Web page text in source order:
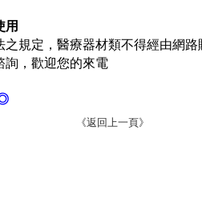
用
規定，醫療器材類不得經由網路
詢，歡迎您的來電
《返回上一頁》